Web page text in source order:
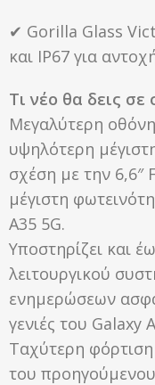
✔ Gorilla Glass
και IP67 για
Τι νέο θα δεις σε
Μεγαλύτερη
υψηλότερη
σχέση με την 6,6″
μέγιστη
A35 5G.
Υποστηρίζει και
λειτουργικού
ενημερώσεων
γενιές του Galaxy
Ταχύτερη
του